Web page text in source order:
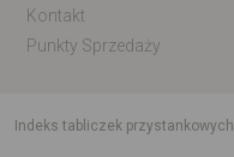
Kontakt
Punkty Sprzedaży
indeks tabliczek przystankowych